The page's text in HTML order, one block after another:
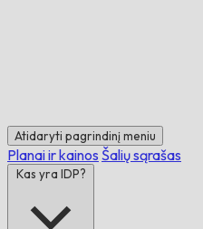
Atidaryti pagrindinį meniu
Planai ir kainos Šalių sąrašas
Kas yra IDP?